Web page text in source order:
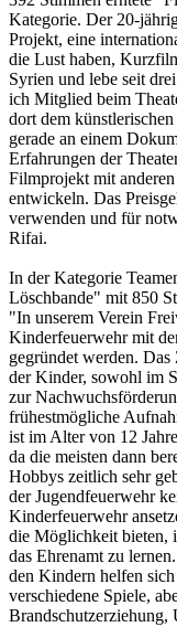
Kategorie. Der 20-
Projekt, eine
die Lust haben,
Syrien und lebe seit
ich Mitglied beim
dort dem
gerade an einem
Erfahrungen der
Filmprojekt mit
entwickeln. Das
verwenden und für
Rifai.
In der Kategorie
Löschbande" mit 850
"In unserem Verein
Kinderfeuerwehr mit
gegründet werden.
der Kinder, sowohl im
zur
frühestmögliche
ist im Alter von 12
da die meisten dann
Hobbys zeitlich sehr
der Jugendfeuerwehr
Kinderfeuerwehr
die Möglichkeit bieten,
das Ehrenamt zu
den Kindern helfen
verschiedene Spiele,